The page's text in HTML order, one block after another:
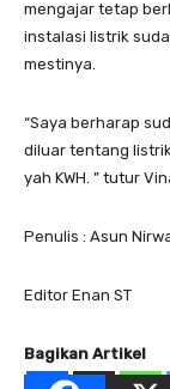
mengajar tetap
instalasi listrik
mestinya.
“Saya berharap
diluar tentang
yah KWH. ” tutur
Penulis : Asun
Editor Enan ST
Bagikan Artikel